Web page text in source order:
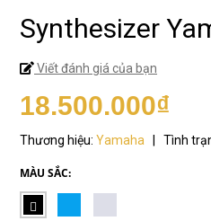
Synthesizer
Viết đánh giá của bạn
18.500.000₫
Thương hiệu: Yamaha Tình
MÀU SẮC: